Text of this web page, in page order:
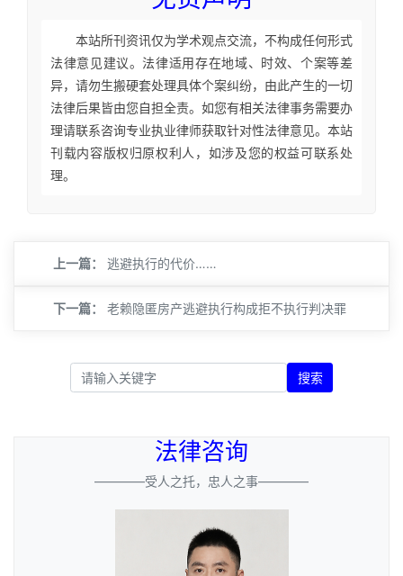
本站所刊资讯仅为学术观点交流，不构成任何形式
法律意见建议。法律适用存在地域、时效、个案等差
异，请勿生搬硬套处理具体个案纠纷，由此产生的一切
法律后果皆由您自担全责。如您有相关法律事务需要办
理请联系咨询专业执业律师获取针对性法律意见。本站
刊载内容版权归原权利人，如涉及您的权益可联系处
理。
上一篇： 逃避执行的代价……
下一篇： 老赖隐匿房产逃避执行构成拒不执行判决罪
搜索
法律咨询
————受人之托，忠人之事————